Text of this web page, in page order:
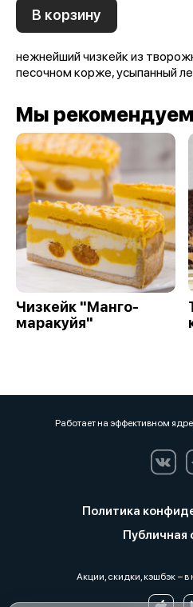
В корзину
нежнейший чизкейк из
песочном корже, усыпанный
Мы рекомендуем
Чизкейк "Манго-
маракуйя"
Работает на эффективном ядре
Политика
Публичная
Акции, скидки, кэшбэк −